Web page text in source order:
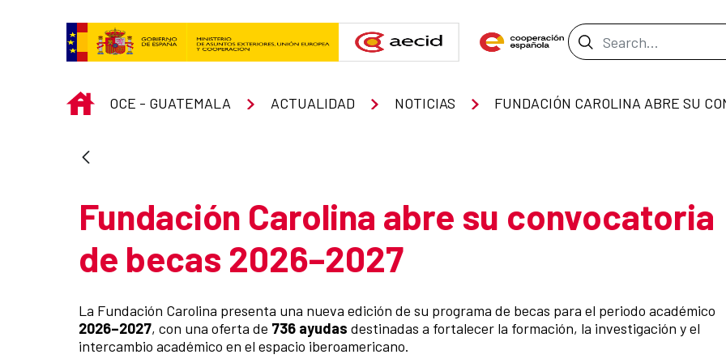
Search Bar
INICIO
OCE - GUATEMALA ACTUALIDAD NOTICIAS
Fundación Carolina abre su convocatoria
de becas 2026–2027
La Fundación Carolina presenta una nueva edición de su programa de becas para el periodo académico
2026–2027, con una oferta de 736 ayudas destinadas a fortalecer la formación, la investigación y el
intercambio académico en el espacio iberoamericano.